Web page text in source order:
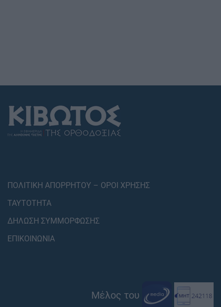
ΠΟΛΙΤΙΚΗ ΑΠΟΡΡΗΤΟΥ – ΟΡΟΙ ΧΡΗΣΗΣ
ΤΑΥΤΟΤΗΤΑ
ΔΗΛΩΣΗ ΣΥΜΜΟΡΦΩΣΗΣ
ΕΠΙΚΟΙΝΩΝΙΑ
Μέλος του